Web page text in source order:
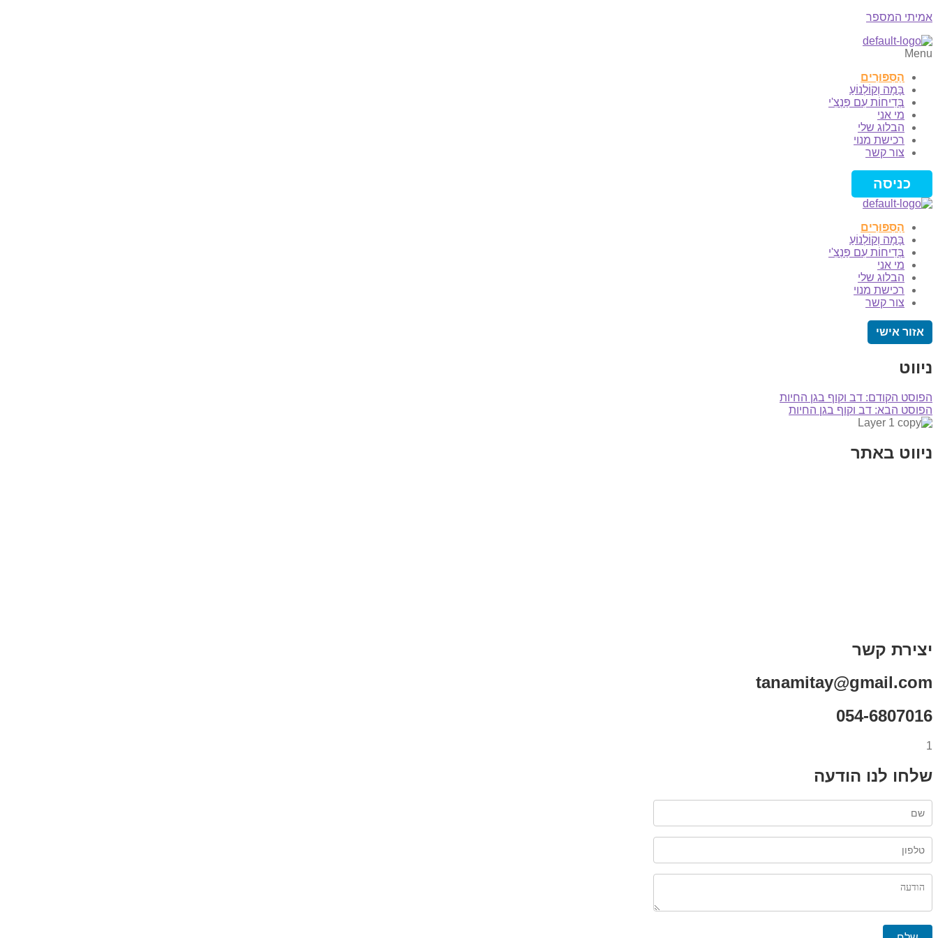
אמיתי המספר
Menu
הַסִּפּוּרִים
בָּמָה וְקוֹלְנוֹעַ
בְּדִיחוֹת עִם פַּנְצִ'י
מי אני
הבלוג שלי
רכישת מנוי
צור קשר
כניסה
הַסִּפּוּרִים
בָּמָה וְקוֹלְנוֹעַ
בְּדִיחוֹת עִם פַּנְצִ'י
מי אני
הבלוג שלי
רכישת מנוי
צור קשר
אזור אישי
ניווט
הפוסט הקודם: דב וקוף בגן החיות
הפוסט הבא: דב וקוף בגן החיות
ניווט באתר
יצירת קשר
tanamitay@gmail.com
054-6807016
1
שלחו לנו הודעה